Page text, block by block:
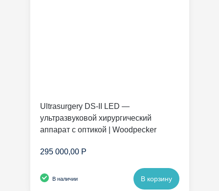
Ultrasurgery DS-II LED —
ультразвуковой хирургический
аппарат с оптикой | Woodpecker
295 000,00 Р
В наличии В корзину